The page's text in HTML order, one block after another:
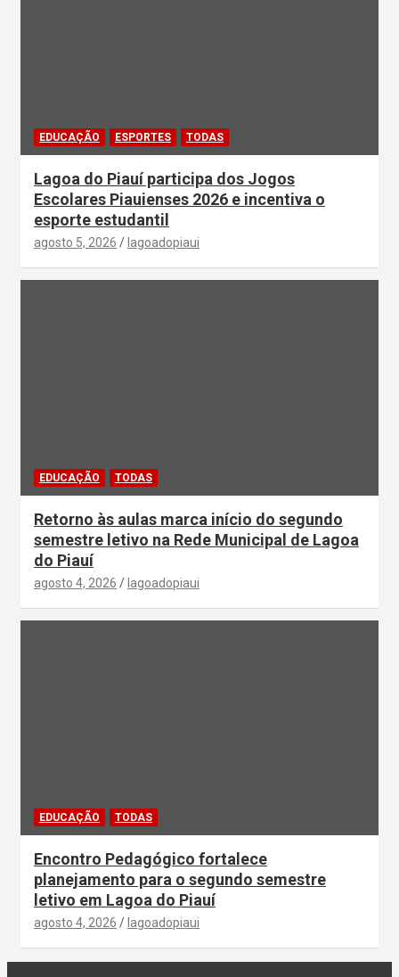
EDUCAÇÃO ESPORTES TODAS
Lagoa do Piauí participa dos Jogos
Escolares Piauienses 2026 e incentiva o
esporte estudantil
agosto 5, 2026 lagoadopiaui
EDUCAÇÃO TODAS
Retorno às aulas marca início do segundo
semestre letivo na Rede Municipal de Lagoa
do Piauí
agosto 4, 2026 lagoadopiaui
EDUCAÇÃO TODAS
Encontro Pedagógico fortalece
planejamento para o segundo semestre
letivo em Lagoa do Piauí
agosto 4, 2026 lagoadopiaui